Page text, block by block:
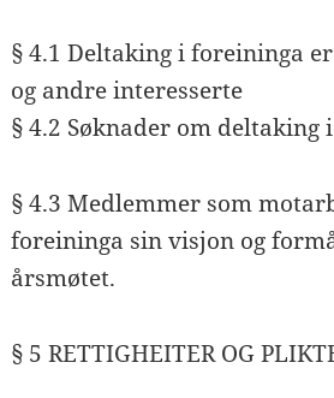
§ 4.1 Deltaking i foreininga
og andre interesserte
§ 4.2 Søknader om
§ 4.3 Medlemmer som
foreininga sin visjon og
årsmøtet.
§ 5 RETTIGHEITER OG